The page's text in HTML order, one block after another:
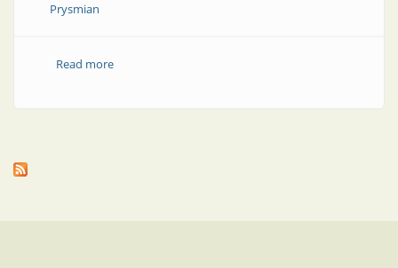
Prysmian
Read moreabout Alta tensión para redes subterráneas